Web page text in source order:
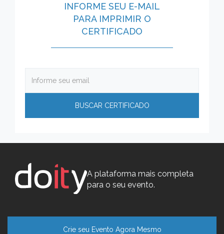
INFORME SEU E-MAIL
PARA IMPRIMIR O
CERTIFICADO
A plataforma mais completa
para o seu evento.
Crie seu Evento Agora Mesmo